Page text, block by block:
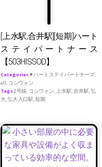
[上水駅,合井駅][短期]ハート
ステイパートナース
【503HISSOD】
Categories♥ ハートステイパートナーズ,
all, コシウォン
Tags2号線, コシウォン, 上水駅,合井駅,弘
大,弘大入口駅,短期